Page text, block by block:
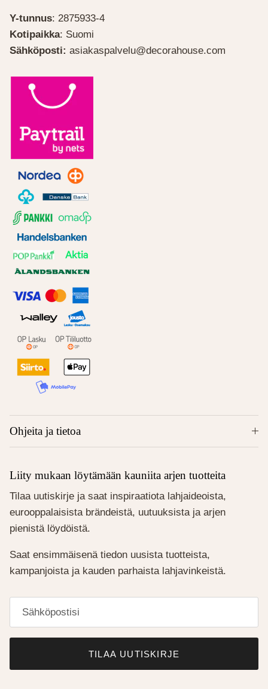
Y-tunnus: 2875933-4
Kotipaikka: Suomi
Sähköposti: asiakaspalvelu@decorahouse.com
Ohjeita ja tietoa
Liity mukaan löytämään kauniita arjen tuotteita
Tilaa uutiskirje ja saat inspiraatiota lahjaideoista,
eurooppalaisista brändeistä, uutuuksista ja arjen
pienistä löydöistä.
Saat ensimmäisenä tiedon uusista tuotteista,
kampanjoista ja kauden parhaista lahjavinkeistä.
TILAA UUTISKIRJE